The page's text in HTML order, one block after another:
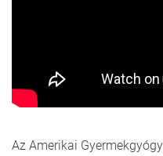
Az Amerikai